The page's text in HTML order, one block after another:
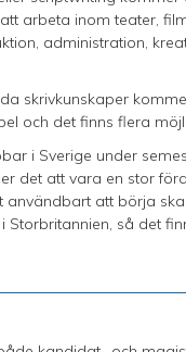
arbeta inom teater,
administration,
skrivkunskaper
och det finns flera
i Sverige under
det att vara en stor
att börja
Storbritannien, så det